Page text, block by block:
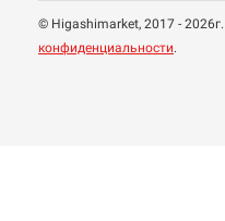
© Higashimarket, 2017 -
конфиденциальности.